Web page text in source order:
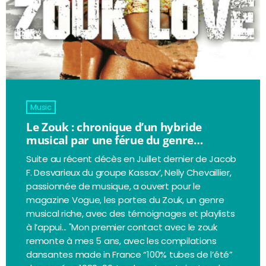
YouTube Channel
Podcast
GMG Network
GMG Network Pro
Night & Day
VIP Zone
À l’antenne
Non-stop music
Music
Le Zouk : chronique d’un hybride
musical par une férue du genre…
Suite au récent décès en Juillet dernier de Jacob
F. Desvarieux du groupe Kassav’, Nelly Chevaillier,
passionnée de musique, a ouvert pour le
magazine Vogue, les portes du Zouk, un genre
musical riche, avec des témoignages et playlists
à l’appui... "Mon premier contact avec le zouk
remonte à mes 5 ans, avec les compilations
dansantes made in France “100% tubes de l’été”